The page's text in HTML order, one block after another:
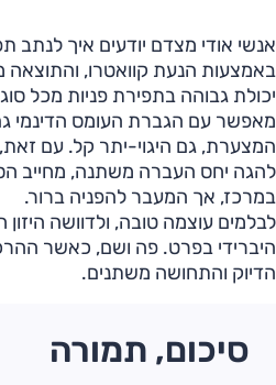
אנשי אודי מצדם יודעים איך לנתב
באמצעות הנעת קוואטרו, והתוצאה
יכולת גבוהה בתפירת פניות מכל
מאפשר עם הגברת העומס הדינמי
המצערת, גם היגוי-יתר קל. עם זאת,
להגה יחס העברה משתנה, מחייב
במרכז, אך המעבר להפניה ברור.
לבלמים עוצמה טובה, ולדוושה היזון
היברידי בפרט. פה ושם, כאשר
הדיוק והתחושה משתנים.
סיכום, תמורה